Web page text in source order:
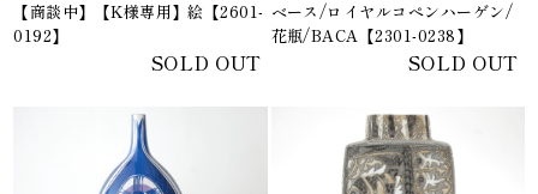
【商談中】【K様専用】絵【2601-
0192】
SOLD OUT
ベース/ロイヤルコペンハーゲン/
花瓶/BACA【2301-0238】
SOLD OUT